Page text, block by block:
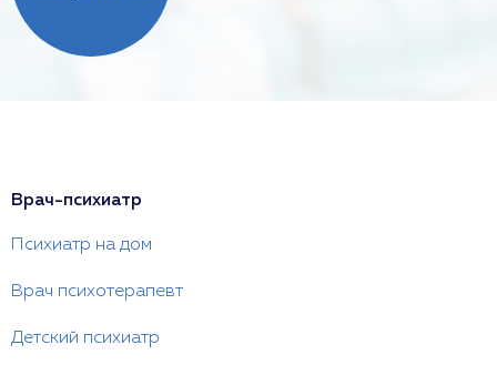
Врач-психиатр
Психиатр на дом
Врач психотерапевт
Детский психиатр